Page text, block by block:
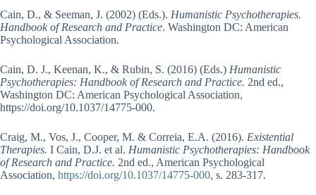
Cain, D., & Seeman, J. (2002) (Eds.). Humanistic Psychotherapies.
Handbook of Research and Practice. Washington DC: American
Psychological Association.
Cain, D. J., Keenan, K., & Rubin, S. (2016) (Eds.) Humanistic
Psychotherapies: Handbook of Research and Practice. 2nd ed.,
Washington DC: American Psychological Association,
https://doi.org/10.1037/14775-000.
Craig, M., Vos, J., Cooper, M. & Correia, E.A. (2016). Existential
Therapies. I Cain, D.J. et al. Humanistic Psychotherapies: Handbook
of Research and Practice. 2nd ed., American Psychological
Association, https://doi.org/10.1037/14775-000, s. 283-317.